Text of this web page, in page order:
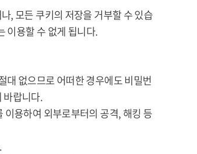
, 모든 쿠키의 저장을 거부할 수 있습
이용할 수 없게 됩니다.
대 없으므로 어떠한 경우에도 비밀번
바랍니다.
용하여 외부로부터의 공격, 해킹 등